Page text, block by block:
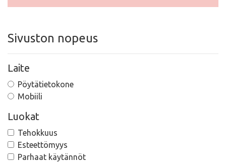
Sivuston nopeus
Laite
Pöytätietokone
Mobiili
Luokat
Tehokkuus
Esteettömyys
Parhaat käytännöt